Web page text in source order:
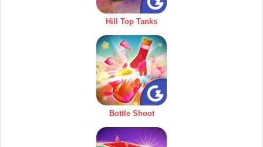
Hill Top Tanks
Bottle Shoot